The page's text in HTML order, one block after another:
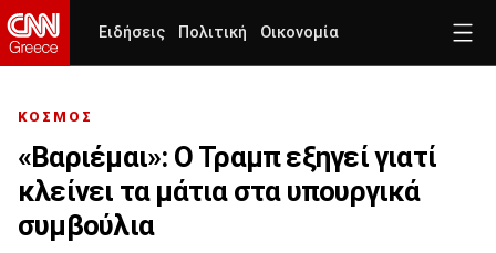
Ειδήσεις Πολιτική Οικονομία
ΚΟΣΜΟΣ
«Βαριέμαι»: Ο Τραμπ εξηγεί γιατί
κλείνει τα μάτια στα υπουργικά
συμβούλια